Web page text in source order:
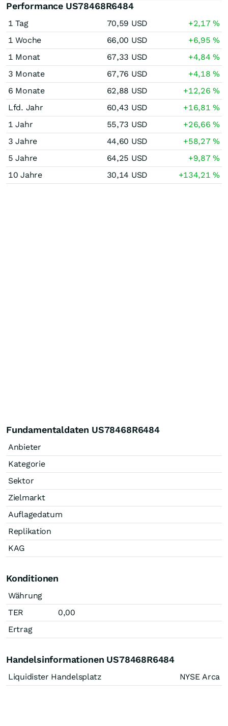
Performance US78468R6484
1 Tag 70,59 USD +2,17%
1 Woche
66,00 USD +6,95%
1 Monat
67,33 USD +4,84%
3 Monate
67,76 USD +4,18%
6 Monate
62,88 USD +12,26%
Lfd. Jahr
60,43 USD +16,81%
1 Jahr
55,73 USD +26,66%
3 Jahre
44,60 USD +58,27%
5 Jahre
64,25 USD +9,87%
10 Jahre
30,14 USD +134,21%
Fundamentaldaten US78468R6484
Anbieter
Kategorie
Sektor
Zielmarkt
Auflagedatum
Replikation
KAG
Konditionen
Währung
TER
0,00
Ertrag
Handelsinformationen US78468R6484
Liquidister Handelsplatz NYSE Arca